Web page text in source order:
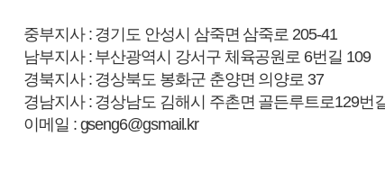
중부지사 : 경기도 안성시 삼죽면 삼죽로 205-41
남부지사 : 부산광역시 강서구 체육공원로 6번길 109
경북지사 : 경상북도 봉화군 춘양면 의양로 37
경남지사 : 경상남도 김해시 주촌면 골든루트로129번
이메일 : gseng6@gsmail.kr